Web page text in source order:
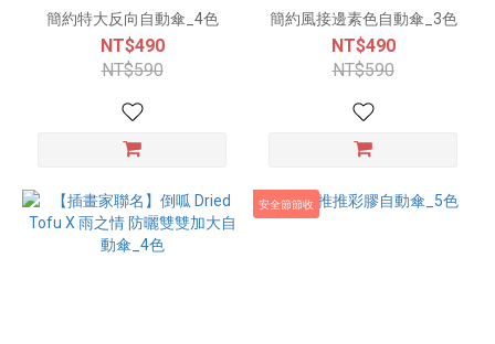
簡約特大反向自動傘_4色
NT$490
NT$590
簡約風接邊素色自動傘_3色
NT$490
NT$590
安全節節收